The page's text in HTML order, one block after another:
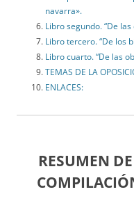
navarra».
Libro segundo. “De
Libro tercero. “De los
Libro cuarto. “De las
TEMAS DE LA
ENLACES:
RESUMEN